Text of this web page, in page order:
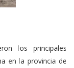
los principales
en la provincia de